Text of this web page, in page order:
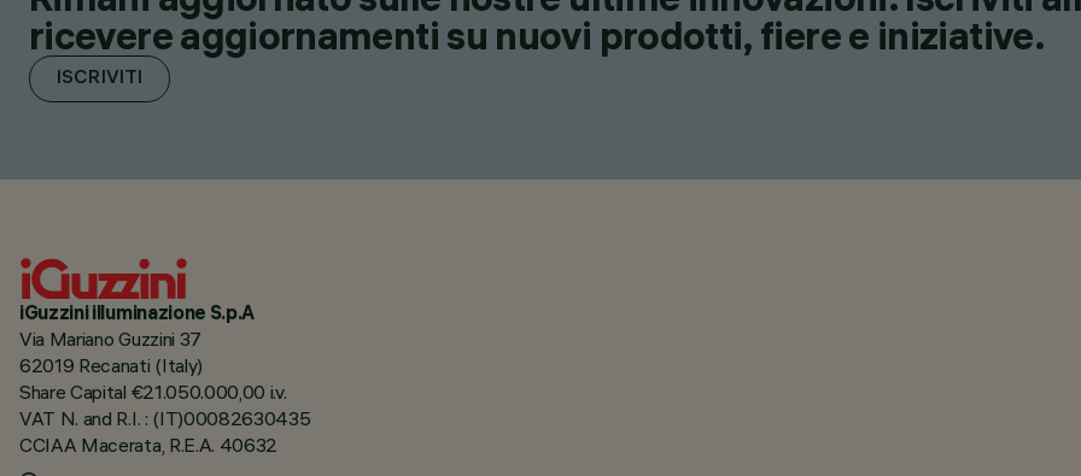
ricevere aggiornamenti su nuovi prodotti, fiere e iniziative.
ISCRIVITI
iGuzzini illuminazione S.p.A
Via Mariano Guzzini 37
62019 Recanati (Italy)
Share Capital €21.050.000,00 i.v.
VAT N. and R.I. : (IT)00082630435
CCIAA Macerata, R.E.A. 40632